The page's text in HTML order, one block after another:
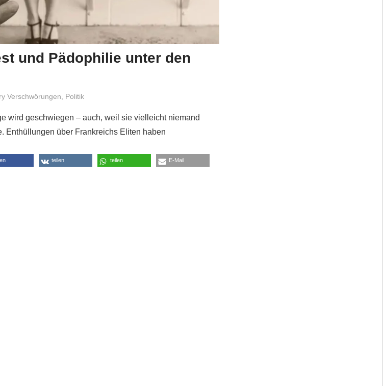
und Pädophilie unter den
Verschwörungen Politik
wird geschwiegen – auch, weil sie vielleicht niemand
Enthüllungen über Frankreichs Eliten haben
teilen teilen E-Mail